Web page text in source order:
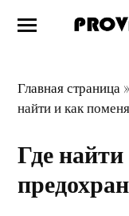
Главная страница
найти и как
Где